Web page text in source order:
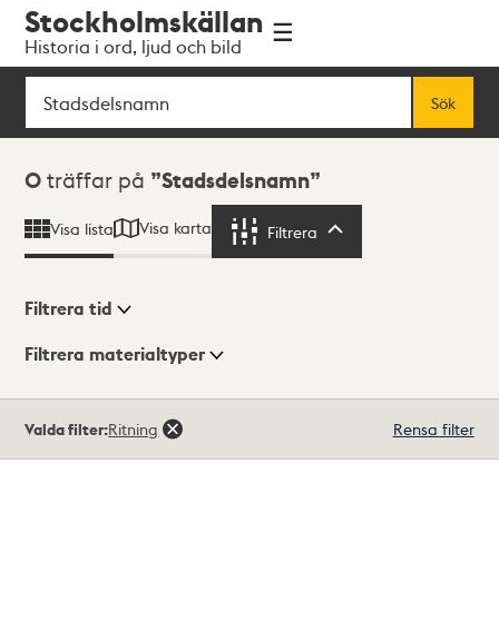
navigationen
huvudinnehållet
Stockholmskällan
Historia i ord, ljud och bild
Sök
Sök
Sökresultat
0 träffar på Stadsdelsnamn
Visa lista Visa karta Filtrera
Visningsläge
Filtrera tid
Filtrera materialtyper
träffar
Valda filter:Ritning Rensa filter